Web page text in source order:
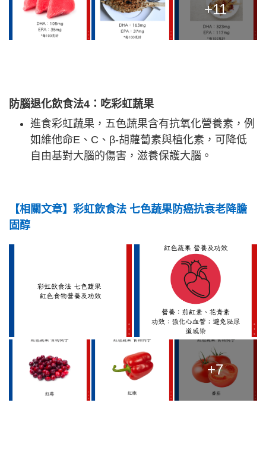
+11
防腦退化飲食法4 ：吃彩虹蔬果
進食彩虹蔬果，五色蔬果含有抗氧化營養素，例
如維他命E、C、β-胡蘿蔔素與植化素，可降低
自由基對大腦的傷害，滋養保護大腦。
【相關文章】彩虹飲食法 七色蔬果防癌抗衰老降膽
固醇
+7